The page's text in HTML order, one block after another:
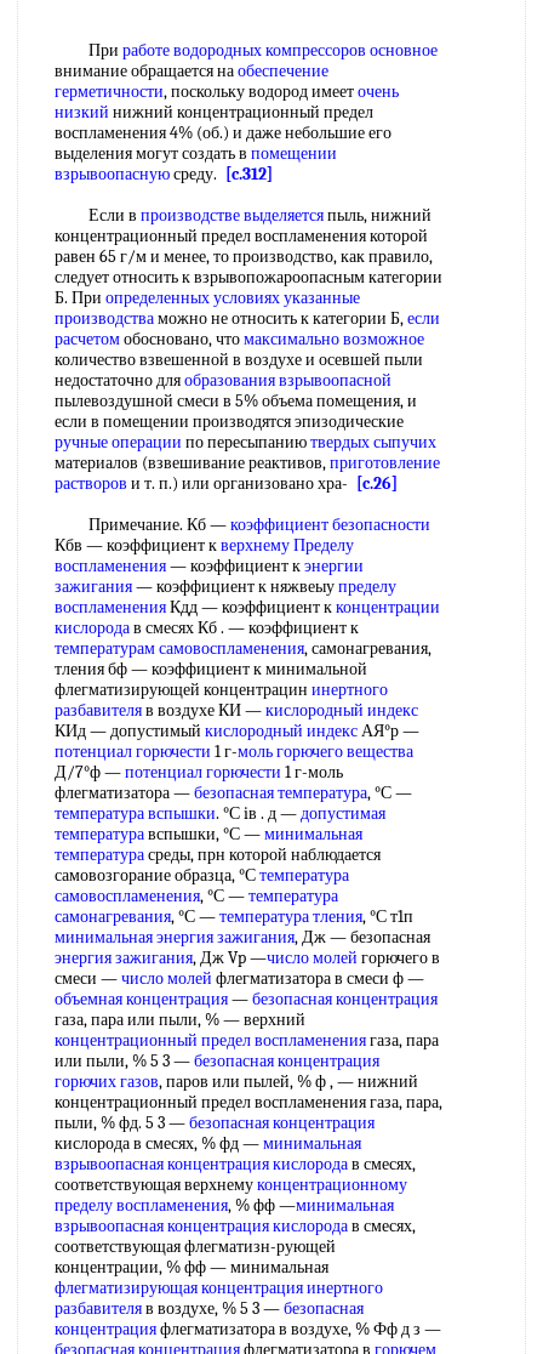
При работе водородныхкомпрессоров основное
внимание обращается наобеспечение
герметичности, поскольку водород имееточень
низкий нижний концентрационный предел
воспламенения 4% (об.) и даже небольшие его
выделения могут создать в помещении
взрывоопаснуюсреду.
[c.312]
Если в производстве выделяетсяпыль, нижний
концентрационный предел воспламенения которой
равен 65 г/м и менее, то производство, как правило,
следует относить к взрывопожароопасным категории
Б. При определенных условияхуказанные
производстваможно не относить к категории Б,если
расчетомобосновано, чтомаксимально возможное
количество взвешенной в воздухе и осевшей пыли
недостаточно дляобразования взрывоопасной
пылевоздушной смеси в 5% объема помещения, и
если в помещении производятся эпизодические
ручные операции по пересыпаниютвердых сыпучих
материалов (взвешивание реактивов,приготовление
растворов и т. п.) или организовано хра-
[c.26]
Примечание. Кб —коэффициент безопасности
Кбв — коэффициент кверхнему Пределу
воспламенения— коэффициент кэнергии
зажигания— коэффициент к няжвеыупределу
воспламененияКдд — коэффициент кконцентрации
кислородав смесях Кб . — коэффициент к
температурам самовоспламенения, самонагревания,
тления бф — коэффициент к минимальной
флегматизирующей концентрацин инертного
разбавителяв воздухе КИ —кислородный индекс
КИд — допустимый кислородный индексАЯ°р —
потенциал горючести 1 г-моль горючего вещества
Д/7°ф —потенциал горючести 1 г-моль
флегматизатора —безопасная температура, °С —
температура вспышки. °С iв . д —допустимая
температуравспышки, °С —минимальная
температурасреды, прн которой наблюдается
самовозгорание образца, °Стемпература
самовоспламенения, °С —температура
самонагревания, °С —температура тления, °С т1п
минимальная энергия зажигания, Дж — безопасная
энергия зажигания, Дж Vp —число молей горючего в
смеси —число молей флегматизатора в смеси ф —
объемная концентрация—безопасная концентрация
газа, пара или пыли, % — верхний
концентрационный предел воспламенениягаза, пара
или пыли, % 5 3 —безопасная концентрация
горючих газов, паров или пылей, % ф , — нижний
концентрационный предел воспламенения газа, пара,
пыли, % фд. 5 3 —безопасная концентрация
кислорода в смесях, % фд —минимальная
взрывоопаснаяконцентрация кислородав смесях,
соответствующая верхнемуконцентрационному
пределу воспламенения, % фф —минимальная
взрывоопаснаяконцентрация кислородав смесях,
соответствующая флегматизн-рующей
концентрации, % фф — минимальная
флегматизирующая концентрацияинертного
разбавителяв воздухе, % 5 3 —безопасная
концентрацияфлегматизатора в воздухе, % Фф д з —
безопасная концентрацияфлегматизатора в горючем